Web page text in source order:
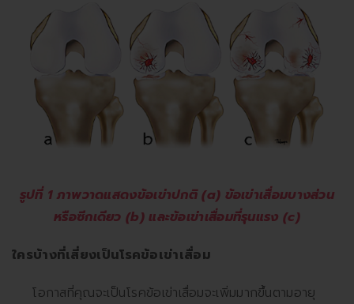
รูปที่ 1 ภาพวาดแสดงข้อเข่าปกติ (a) ข้อเข่าเสื่อมบางส่วน
หรือซีกเดียว (b) และข้อเข่าเสื่อมที่รุนแรง (c)
ใครบ้างที่เสี่ยงเป็นโรคข้อเข่าเสื่อม
โอกาสที่คุณจะเป็นโรคข้อเข่าเสื่อมจะเพิ่มมากขึ้นตามอายุ